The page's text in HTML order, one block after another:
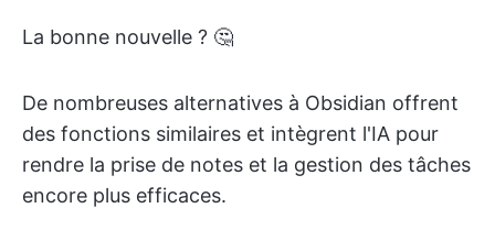
La bonne nouvelle ? 🤔
De nombreuses alternatives à Obsidian offrent
des fonctions similaires et intègrent l'IA pour
rendre la prise de notes et la gestion des tâches
encore plus efficaces.